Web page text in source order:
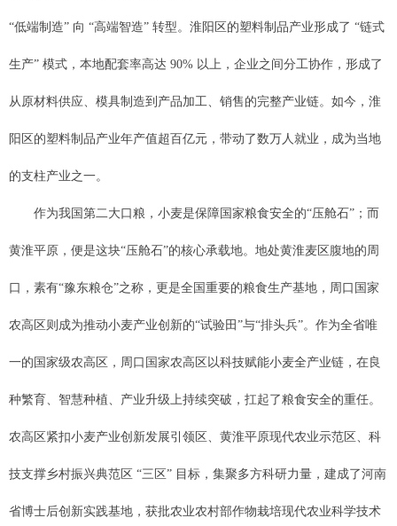
“低端制造” 向 “高端智造” 转型。淮阳区的塑料制品产业形成了 “链式
生产” 模式，本地配套率高达 90% 以上，企业之间分工协作，形成了
从原材料供应、模具制造到产品加工、销售的完整产业链。如今，淮
阳区的塑料制品产业年产值超百亿元，带动了数万人就业，成为当地
的支柱产业之一。
作为我国第二大口粮，小麦是保障国家粮食安全的“压舱石”；而
黄淮平原，便是这块“压舱石”的核心承载地。地处黄淮麦区腹地的周
口，素有“豫东粮仓”之称，更是全国重要的粮食生产基地，周口国家
农高区则成为推动小麦产业创新的“试验田”与“排头兵”。作为全省唯
一的国家级农高区，周口国家农高区以科技赋能小麦全产业链，在良
种繁育、智慧种植、产业升级上持续突破，扛起了粮食安全的重任。
农高区紧扣小麦产业创新发展引领区、黄淮平原现代农业示范区、科
技支撑乡村振兴典范区 “三区” 目标，集聚多方科研力量，建成了河南
省博士后创新实践基地，获批农业农村部作物栽培现代农业科学技术